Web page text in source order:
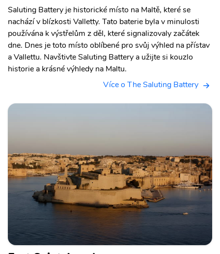
Saluting Battery je historické místo na Maltě, které se
nachází v blízkosti Valletty. Tato baterie byla v minulosti
používána k výstřelům z děl, které signalizovaly začátek
dne. Dnes je toto místo oblíbené pro svůj výhled na přístav
a Vallettu. Navštivte Saluting Battery a užijte si kouzlo
historie a krásné výhledy na Maltu.
Více o The Saluting Battery